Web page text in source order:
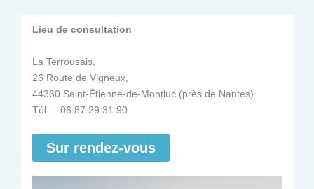
Lieu de consultation
La Terrousais,
26 Route de Vigneux,
44360 Saint-Étienne-de-Montluc (près de Nantes)
Tél. : 06 87 29 31 90
Sur rendez-vous